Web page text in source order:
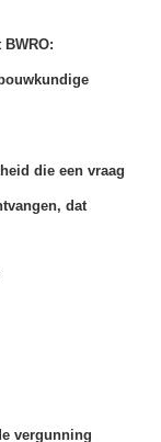
die een vraag
dat
vergunning